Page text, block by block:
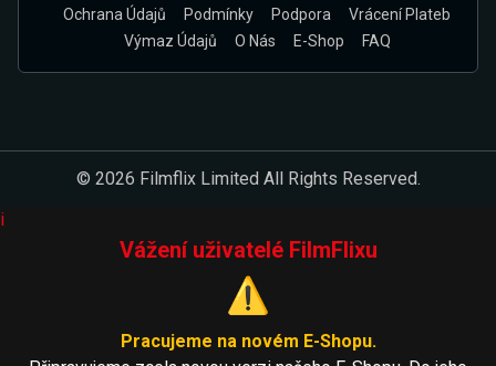
Ochrana Údajů Podmínky Podpora
Vrácení Plateb
Výmaz Údajů
O Nás E-Shop FAQ
© 2026 Filmflix Limited All Rights Reserved.
i
Vážení uživatelé FilmFlixu
⚠️
Pracujeme na novém E-Shopu.